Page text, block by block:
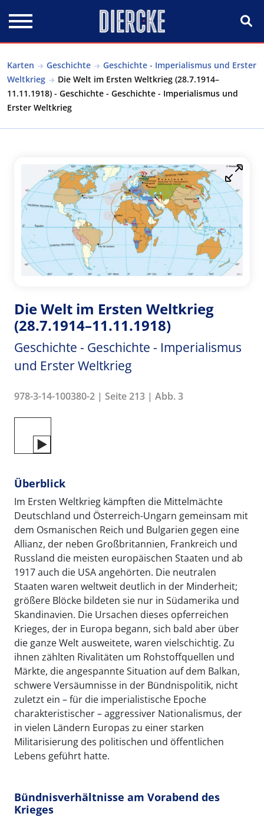
Karten Geschichte
Geschichte - Imperialismus und Erster
Weltkrieg
Die Welt im Ersten Weltkrieg (28.7.1914–
11.11.1918) - Geschichte - Geschichte - Imperialismus und
Erster Weltkrieg
Die Welt im Ersten Weltkrieg
(28.7.1914–11.11.1918)
Geschichte - Geschichte - Imperialismus
und Erster Weltkrieg
978-3-14-100380-2 | Seite 213 | Abb. 3
Überblick
Im Ersten Weltkrieg kämpften die Mittelmächte
Deutschland und Österreich-Ungarn gemeinsam mit
dem Osmanischen Reich und Bulgarien gegen eine
Allianz, der neben Großbritannien, Frankreich und
Russland die meisten europäischen Staaten und ab
1917 auch die USA angehörten. Die neutralen
Staaten waren weltweit deutlich in der Minderheit;
größere Blöcke bildeten sie nur in Südamerika und
Skandinavien. Die Ursachen dieses opferreichen
Krieges, der in Europa begann, sich bald aber über
die ganze Welt ausweitete, waren vielschichtig. Zu
ihnen zählten Rivalitäten um Rohstoffquellen und
Märkte, die angespannte Situation auf dem Balkan,
schwere Versäumnisse in der Bündnispolitik, nicht
zuletzt ein – für die imperialistische Epoche
charakteristischer – aggressiver Nationalismus, der
in vielen Ländern Europas zu einer starken
Militarisierung des politischen und öffentlichen
Lebens geführt hatte.
Bündnisverhältnisse am Vorabend des
Krieges